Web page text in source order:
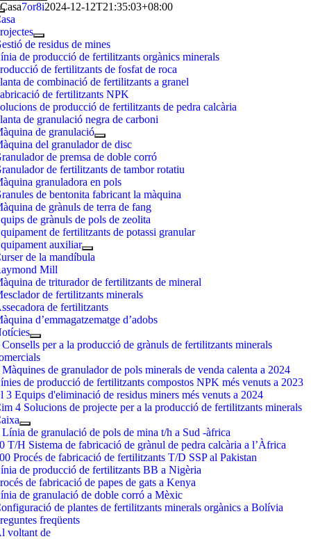
de residus de mines
de producció de fertilitzants orgànics minerals
de fertilitzants de fosfat de roca
de combinació de fertilitzants a granel
de fertilitzants NPK
de producció de fertilitzants de pedra calcària
de granulació negra de carboni
de granulació
del granulador de disc
de premsa de doble corró
de fertilitzants de tambor rotatiu
granuladora en pols
de bentonita fabricant la màquina
de grànuls de terra de fang
de grànuls de pols de zeolita
de fertilitzants de potassi granular
auxiliar
de la mandíbula
Mill
de triturador de fertilitzants de mineral
de fertilitzants minerals
de fertilitzants
d’emmagatzematge d’adobs
Consells per a la producció de grànuls de fertilitzants minerals
Màquines de granulador de pols minerals de venda calenta a 2024
de producció de fertilitzants compostos NPK més venuts a 2023
3 Equips d'eliminació de residus miners més venuts a 2024
4 Solucions de projecte per a la producció de fertilitzants minerals
Línia de granulació de pols de mina t/h a Sud -àfrica
T/H Sistema de fabricació de grànul de pedra calcària a l’Àfrica
Procés de fabricació de fertilitzants T/D SSP al Pakistan
de producció de fertilitzants BB a Nigèria
de fabricació de papes de gats a Kenya
de granulació de doble corró a Mèxic
de plantes de fertilitzants minerals orgànics a Bolívia
freqüents
voltant de
Casa7or8i2024-12-12T21:35:03+08:00